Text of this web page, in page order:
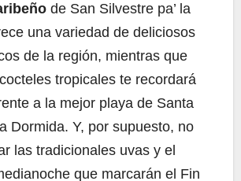
de San Silvestre pa’ la
una variedad de deliciosos
de la región, mientras que
tropicales te recordará
a la mejor playa de Santa
Dormida. Y, por supuesto, no
las tradicionales uvas y el
que marcarán el Fin